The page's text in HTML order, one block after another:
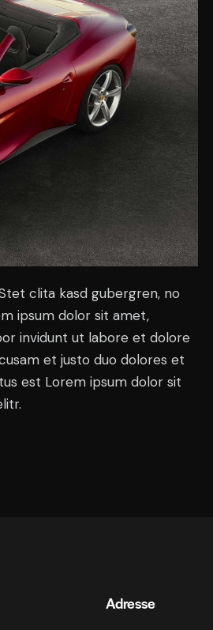
clita kasd gubergren, no
ipsum dolor sit amet,
invidunt ut labore et dolore
et justo duo dolores et
est Lorem ipsum dolor sit
Adresse